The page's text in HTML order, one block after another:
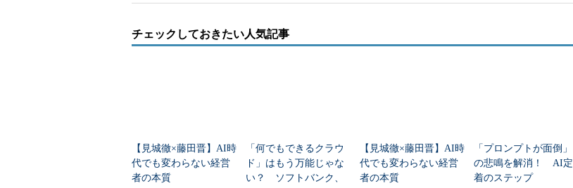
チェックしておきたい人気記事
【見城徹×藤田晋】AI時
代でも変わらない経営
者の本質
「何でもできるクラウ
ド」はもう万能じゃな
い？ ソフトバンク、
【見城徹×藤田晋】AI時
代でも変わらない経営
者の本質
「プロンプトが面倒」
の悲鳴を解消！ AI定
着のステップ